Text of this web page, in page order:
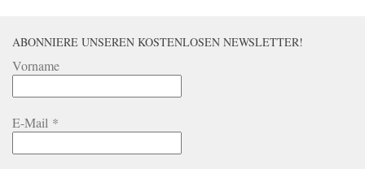
ABONNIERE UNSEREN KOSTENLOSEN NEWSLETTER!
Vorname
E-Mail *